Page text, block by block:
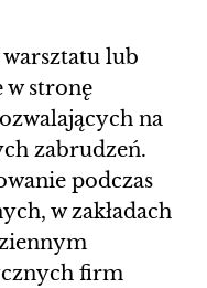
lub
w stronę
na
zabrudzeń.
podczas
w zakładach
firm